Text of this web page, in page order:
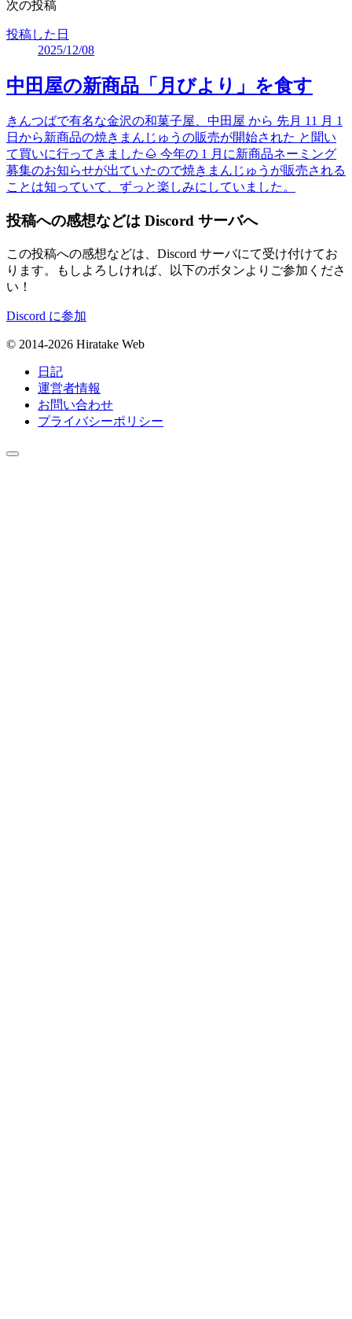
次の投稿
投稿した日
2025/12/08
中田屋の新商品「月びより」を食す
きんつばで有名な金沢の和菓子屋、中田屋 から 先月 11 月 1
日から新商品の焼きまんじゅうの販売が開始された と聞い
て買いに行ってきました🌰 今年の 1 月に新商品ネーミング
募集のお知らせが出ていたので焼きまんじゅうが販売される
ことは知っていて、ずっと楽しみにしていました。
投稿への感想などは Discord サーバへ
この投稿への感想などは、Discord サーバにて受け付けてお
ります。もしよろしければ、以下のボタンよりご参加くださ
い！
Discord に参加
© 2014-2026 Hiratake Web
日記
運営者情報
お問い合わせ
プライバシーポリシー